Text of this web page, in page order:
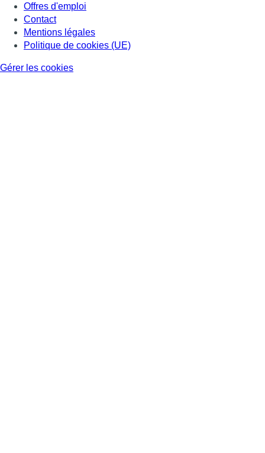
Offres d'emploi
Contact
Mentions légales
Politique de cookies (UE)
Gérer les cookies